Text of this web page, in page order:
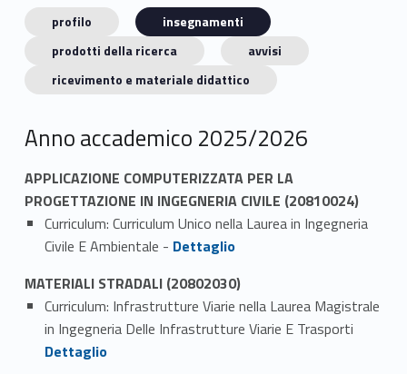
profilo
insegnamenti
prodotti della ricerca
avvisi
ricevimento e materiale didattico
Anno accademico 2025/2026
APPLICAZIONE COMPUTERIZZATA PER LA
PROGETTAZIONE IN INGEGNERIA CIVILE (20810024)
Curriculum: Curriculum Unico nella Laurea in Ingegneria
Civile E Ambientale - Link identifier #identifier_person_66809-1
Dettaglio
MATERIALI STRADALI (20802030)
Curriculum: Infrastrutture Viarie nella Laurea Magistrale
in Ingegneria Delle Infrastrutture Viarie E Trasporti
Dettaglio